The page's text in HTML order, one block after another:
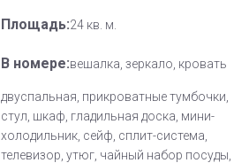
Площадь:24 кв. м.
В номере:вешалка, зеркало, кровать
двуспальная, прикроватные тумбочки,
стул, шкаф, гладильная доска, мини-
холодильник, сейф, сплит-система,
телевизор, утюг, чайный набор посуды,